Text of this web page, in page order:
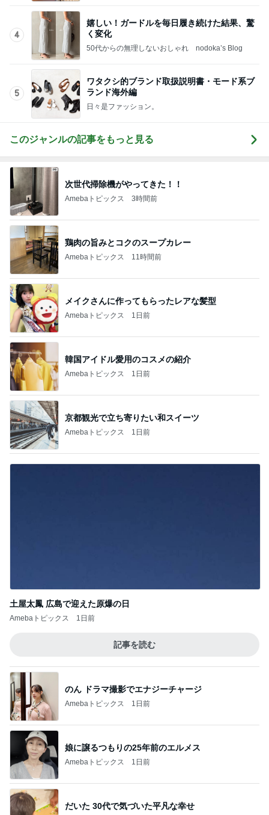
4
嬉しい！ガードルを毎日履き続けた結果、驚
く変化
50代からの無理しないおしゃれ nodoka’s Blog
5
ワタクシ的ブランド取扱説明書・モード系ブ
ランド海外編
日々是ファッション。
このジャンルの記事をもっと見る
次世代掃除機がやってきた！！
Amebaトピックス 3時間前
鶏肉の旨みとコクのスープカレー
Amebaトピックス 11時間前
メイクさんに作ってもらったレアな髪型
Amebaトピックス 1日前
韓国アイドル愛用のコスメの紹介
Amebaトピックス 1日前
京都観光で立ち寄りたい和スイーツ
Amebaトピックス 1日前
土屋太鳳 広島で迎えた原爆の日
Amebaトピックス 1日前
記事を読む
のん ドラマ撮影でエナジーチャージ
Amebaトピックス 1日前
娘に譲るつもりの25年前のエルメス
Amebaトピックス 1日前
だいた 30代で気づいた平凡な幸せ